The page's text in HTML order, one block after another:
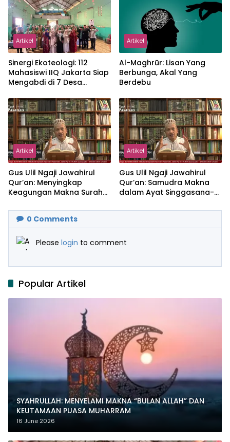
Artikel
‎Sinergi Ekoteologi: 112
Mahasiswi IIQ Jakarta Siap
Mengabdi di 7 Desa
Artikel
Al-Maghrūr: Lisan Yang
Berbunga, Akal Yang
Berdebu
Artikel
Gus Ulil Ngaji Jawahirul
Qur’an: Menyingkap
Keagungan Makna Surah
Artikel
Gus Ulil Ngaji Jawahirul
Qur’an: Samudra Makna
dalam Ayat Singgasana-
0 Comments
Please login to comment
Popular Artikel
SYAHRULLAH: MENYELAMI MAKNA “BULAN ALLAH” DAN
KEUTAMAAN PUASA MUHARRAM
16 June 2026